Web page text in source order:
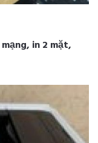
mạng, in 2 mặt,